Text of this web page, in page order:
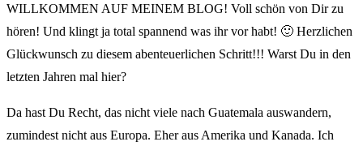
WILLKOMMEN AUF MEINEM BLOG! Voll schön von Dir zu
hören! Und klingt ja total spannend was ihr vor habt! 🙂 Herzlichen
Glückwunsch zu diesem abenteuerlichen Schritt!!! Warst Du in den
letzten Jahren mal hier?
Da hast Du Recht, das nicht viele nach Guatemala auswandern,
zumindest nicht aus Europa. Eher aus Amerika und Kanada. Ich